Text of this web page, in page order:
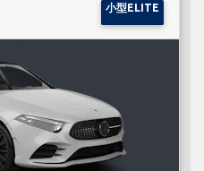
小型ELITE